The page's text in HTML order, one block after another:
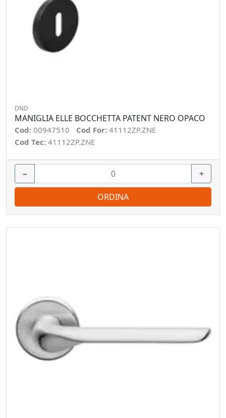
DND
MANIGLIA ELLE BOCCHETTA PATENT NERO OPACO
Cod: 00947510 Cod For: 41112ZP.ZNE
Cod Tec: 41112ZP.ZNE
− +
ORDINA